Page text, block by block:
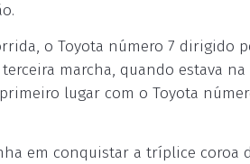
o Toyota número 7 dirigido
marcha, quando estava na
lugar com o Toyota
em conquistar a tríplice coroa